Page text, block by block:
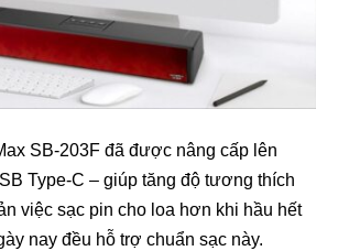
SB-203F đã được nâng cấp lên
Type-C – giúp tăng độ tương thích
việc sạc pin cho loa hơn khi hầu hết
nay đều hỗ trợ chuẩn sạc này.